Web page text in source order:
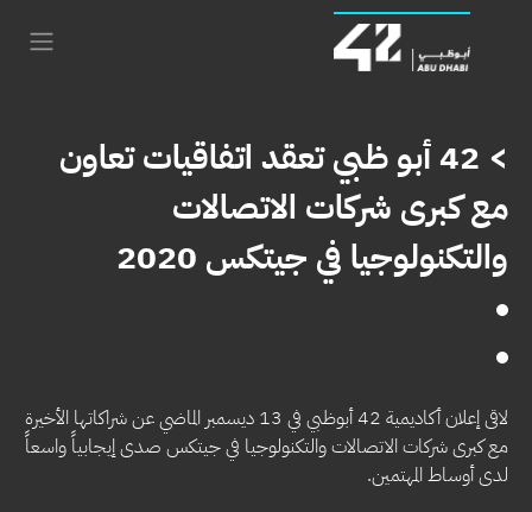
> 42 أبو ظبي تعقد اتفاقيات تعاون
مع كبرى شركات الاتصالات
والتكنولوجيا في جيتكس 2020
لاقى إعلان أكاديمية 42 أبوظبي في 13 ديسمبر الماضي عن شراكاتها الأخيرة
مع كبرى شركات الاتصالات والتكنولوجيا في جيتكس صدى إيجابياً واسعاً
لدى أوساط المهتمين.